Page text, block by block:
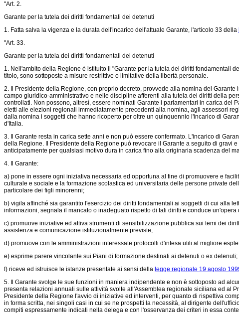
"Art. 2.
Garante per la tutela dei diritti fondamentali dei detenuti
1. Fatta salva la vigenza e la durata dell'incarico dell'attuale Garante, l'articolo 33 della
"Art. 33.
Garante per la tutela dei diritti fondamentali dei detenuti
1. Nell'ambito della Regione è istituito il "Garante per la tutela dei diritti fondamentali
titolo, sono sottoposte a misure restrittive o limitative della libertà personale.
2. Il Presidente della Regione, con proprio decreto, provvede alla nomina del
campo giuridico-amministrativo e nelle discipline afferenti alla tutela dei diritti della
controllati. Non possono, altresì, essere nominati Garante i parlamentari in carica
eletti alle elezioni regionali immediatamente precedenti alla nomina, agli assessori
dalla nomina i soggetti che hanno ricoperto per oltre un quinquennio l'incarico di
d'Italia.
3. Il Garante resta in carica sette anni e non può essere confermato. L'incarico di
della Regione. Il Presidente della Regione può revocare il Garante a seguito di gravi
anticipatamente per qualsiasi motivo dura in carica fino alla originaria scadenza del
4. Il Garante:
a) pone in essere ogni iniziativa necessaria ed opportuna al fine di promuovere e
culturale e sociale e la formazione scolastica ed universitaria delle persone private
particolare dei figli minorenni;
b) vigila affinché sia garantito l'esercizio dei diritti fondamentali ai soggetti di cui alla
informazioni, segnala il mancato o inadeguato rispetto di tali diritti e conduce
c) promuove iniziative ed attiva strumenti di sensibilizzazione pubblica sui temi dei
assistenza e comunicazione istituzionalmente previste;
d) promuove con le amministrazioni interessate protocolli d'intesa utili al migliore
e) esprime parere vincolante sui Piani di formazione destinati ai detenuti o ex detenuti;
f) riceve ed istruisce le istanze presentate ai sensi della legge regionale 19 agosto
5. Il Garante svolge le sue funzioni in maniera indipendente e non è sottoposto ad
presenta relazioni annuali sulle attività svolte all'Assemblea regionale siciliana ed al
Presidente della Regione l'avvio di iniziative ed interventi, per quanto di rispettiva
in forma scritta, nei singoli casi in cui se ne prospetti la necessità, al dirigente
compiti espressamente indicati nella delega e con l'osservanza dei criteri in essa